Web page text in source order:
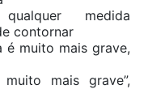
medida
contornar
muito mais grave,
mais grave”,